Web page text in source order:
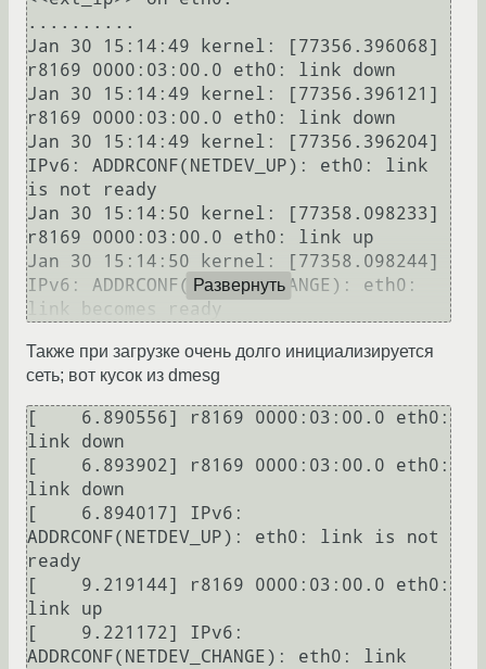
..........
Jan 30 15:14:49 kernel: [77356.396068]
r8169 0000:03:00.0 eth0: link down
Jan 30 15:14:49 kernel: [77356.396121]
r8169 0000:03:00.0 eth0: link down
Jan 30 15:14:49 kernel: [77356.396204]
IPv6: ADDRCONF(NETDEV_UP): eth0: link
is not ready
Jan 30 15:14:50 kernel: [77358.098233]
r8169 0000:03:00.0 eth0: link up
Jan 30 15:14:50 kernel: [77358.098244]
IPv6: ADDRCONF(NETDEV_CHANGE): eth0:
Развернуть
Также при загрузке очень долго инициализируется
сеть; вот кусок из dmesg
[    6.890556] r8169 0000:03:00.0 eth0:
link down
[    6.893902] r8169 0000:03:00.0 eth0:
link down
[    6.894017] IPv6:
ADDRCONF(NETDEV_UP): eth0: link is not
ready
[    9.219144] r8169 0000:03:00.0 eth0:
link up
[    9.221172] IPv6:
ADDRCONF(NETDEV_CHANGE): eth0: link